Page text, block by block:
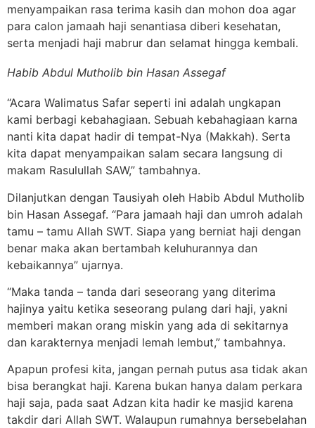
menyampaikan rasa terima kasih dan mohon doa agar
para calon jamaah haji senantiasa diberi kesehatan,
serta menjadi haji mabrur dan selamat hingga kembali.
Habib Abdul Mutholib bin Hasan Assegaf
“Acara Walimatus Safar seperti ini adalah ungkapan
kami berbagi kebahagiaan. Sebuah kebahagiaan karna
nanti kita dapat hadir di tempat-Nya (Makkah). Serta
kita dapat menyampaikan salam secara langsung di
makam Rasulullah SAW,” tambahnya.
Dilanjutkan dengan Tausiyah oleh Habib Abdul Mutholib
bin Hasan Assegaf. “Para jamaah haji dan umroh adalah
tamu – tamu Allah SWT. Siapa yang berniat haji dengan
benar maka akan bertambah keluhurannya dan
kebaikannya” ujarnya.
“Maka tanda – tanda dari seseorang yang diterima
hajinya yaitu ketika seseorang pulang dari haji, yakni
memberi makan orang miskin yang ada di sekitarnya
dan karakternya menjadi lemah lembut,” tambahnya.
Apapun profesi kita, jangan pernah putus asa tidak akan
bisa berangkat haji. Karena bukan hanya dalam perkara
haji saja, pada saat Adzan kita hadir ke masjid karena
takdir dari Allah SWT. Walaupun rumahnya bersebelahan